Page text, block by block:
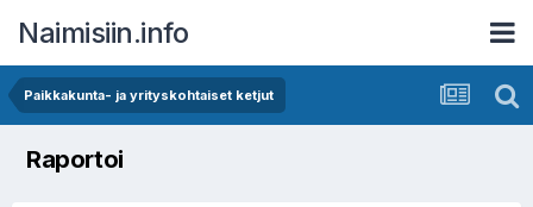
Naimisiin.info
Paikkakunta- ja yrityskohtaiset ketjut
Raportoi